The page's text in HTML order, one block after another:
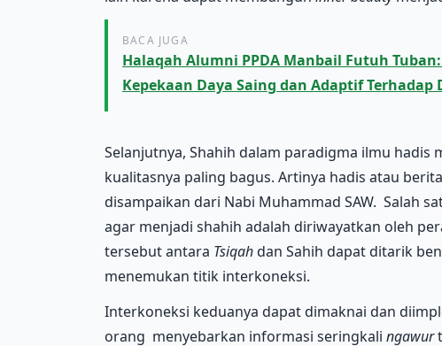
BACA JUGA
Halaqah Alumni PPDA Manbail Futuh
Kepekaan Daya Saing dan Adaptif Terhadap
Selanjutnya, Shahih dalam paradigma ilmu hadis
kualitasnya paling bagus. Artinya hadis atau
disampaikan dari Nabi Muhammad SAW. Salah
agar menjadi shahih adalah diriwayatkan oleh
tersebut antara Tsiqahdan Sahih dapat ditarik
menemukan titik interkoneksi.
Interkoneksi keduanya dapat dimaknai dan
orang menyebarkan informasi seringkali ngawur